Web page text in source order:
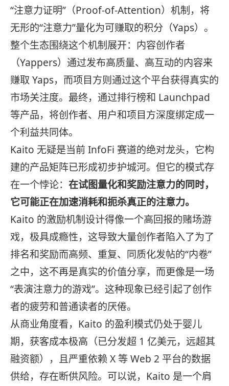
“注意力证明”（Proof-of-Attention）机制，将
无形的“注意力”量化为可赚取的积分（Yaps）。
整个生态围绕这个机制展开：内容创作者
（Yappers）通过发布高质量、高互动的内容来
赚取 Yaps，而项目方则通过这个平台获得真实的
市场关注度。最终，通过排行榜和 Launchpad
等产品，将创作者、用户和项目方深度绑定成一
个利益共同体。
Kaito 无疑是当前 InfoFi 赛道的绝对龙头，它构
建的产品矩阵已形成初步护城河。但它的模式存
在一个悖论： 在试图量化和奖励注意力的同时，
它可能正在加速消耗和扼杀真正的注意力。
Kaito 的激励机制设计得像一个高回报的赌场游
戏，极具成瘾性，这导致大量创作者陷入了为了
排名和奖励而高频、重复、同质化发帖的“内卷”
之中，这不再是真实的价值分享，而更像是一场
“表演注意力的游戏”。这种现象已经引起了创作
者的疲劳和普通读者的厌倦。
从商业角度看，Kaito 的盈利模式仍处于婴儿
期，获客成本极高（已分发超 1 亿美元，远超其
融资额），且严重依赖 X 等 Web 2 平台的数据
供给，存在断供风险。可以说，Kaito 是一个肩